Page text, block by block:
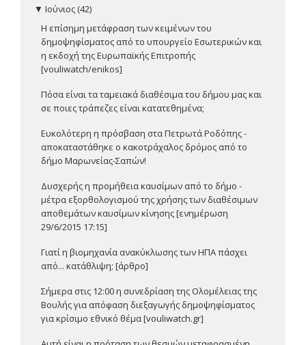
▼ Ιούνιος (42)
Η επίσημη μετάφραση των κειμένων του
δημοψηφίσματος από το υπουργείο Εσωτερικών και
η εκδοχή της Ευρωπαϊκής Επιτροπής
[vouliwatch/enikos]
Πόσα είναι τα ταμειακά διαθέσιμα του δήμου μας και
σε ποιες τράπεζες είναι κατατεθημένα;
Ευκολότερη η πρόσβαση στα Πετρωτά Ροδόπης -
αποκαταστάθηκε ο κακοτράχαλος δρόμος από το
δήμο Μαρωνείας-Σαπών!
Δυσχερής η προμήθεια καυσίμων από το δήμο -
μέτρα εξορθολογισμού της χρήσης των διαθέσιμων
αποθεμάτων καυσίμων κίνησης [ενημέρωση
29/6/2015 17:15]
Γιατί η βιομηχανία ανακύκλωσης των ΗΠΑ πάσχει
από... κατάθλιψη; [άρθρο]
Σήμερα στις 12:00 η συνεδρίαση της Ολομέλειας της
Βουλής για απόφαση διεξαγωγής δημοψηφίσματος
για κρίσιμο εθνικό θέμα [vouliwatch.gr]